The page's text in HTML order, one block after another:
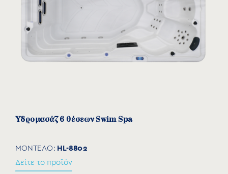
Υδρομασάζ 6 θέσεων Swim Spa
ΜΟΝΤΕΛΟ: HL-8802
Δείτε το προϊόν